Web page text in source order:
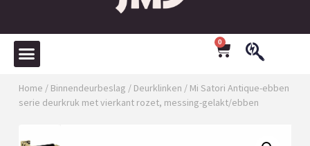
0
Home / Binnendeurbeslag / Deurklinken / Mi Satori Antique-ebben
serie deurkruk met vierkant rozet, messing-gelakt/ebben